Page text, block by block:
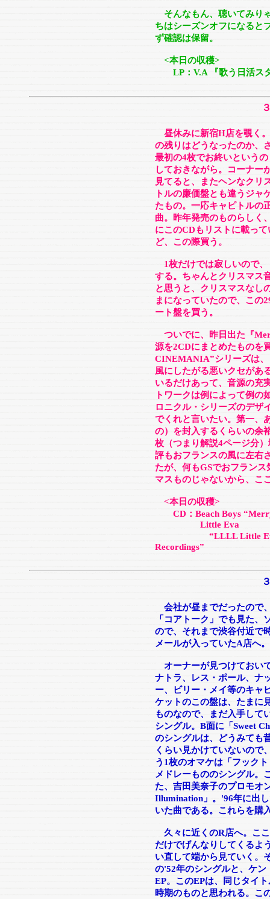
そんなもん、聴いてみり
ちはシーズンオフになると
ず確認は保留。
<本日の収穫>
LP：V.A 『歌う日活ス
昼休みに新宿H店を覗く
の残りはどうなったのか、
最初の4枚でお終いという
しておきながら。コーナー
見てると、またヘンなクリ
トルの廉価盤とも違うジ
たもの。一応キャピトルの
曲。昨年発売のものらしく
にこのCDもリストに載っ
ど、この際買う。
1枚だけでは寂しいので、
する。ちゃんとクリスマス
と思うと、クリスマスなし
まになっていたので、この
ート盤を買う。
ついでに、昨日出た『
源を2CDにまとめたものを
CINEMANIA”シリーズは
風にしたがる悪いクセがあ
いるだけあって、音源の充
トワークは例によって例の
ロニクル・シリーズのデザ
でくれと言いたい。第一、
の）を封入するくらいの余
枚（つまり解説4ページ分
評もおフランスの風に左右
たが、何もGSでおフラン
マスものじゃないから、こ
<本日の収穫>
CD：Beach Boys “Merry
Little Eva
“LLLL Little Eva～
Recordings”
会社が昼までだったので
「コアトーク」でも見た
ので、それまで渋谷付近で
メールが入っていたA店へ。
オーナーが見つけておい
ナトラ、レス・ポール、ナ
ー、ビリー・メイ等のキャ
ケットのこの盤は、たまに
ものなので、まだ入手して
シングル。B面に「Sweet
のシングルは、どうみても
くらい見かけていないので
う1枚のオマケは「フック
メドレーもののシングル。
た、吉田美奈子のプロモオ
Illumination」。'96年に出
いた曲である。これらを購
久々に近くのR店へ。こ
だけでげんなりしてくるよ
い直して端から見ていく。
の'52年のシングルと、ケ
EP。このEPは、同じタイ
時期のものと思われる。こ